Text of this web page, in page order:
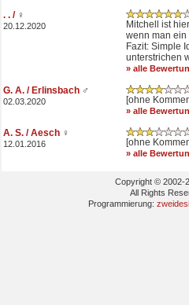
. . / ♀
20.12.2020
Mitchell ist
wenn man ein
Fazit: Simple
unterstrichen
» alle
G. A. / Erlinsbach ♂
02.03.2020 [ohne
» alle
A. S. / Aesch ♀
12.01.2016 [ohne
» alle
Copyright © 2002-
All Rights
Programmierung: